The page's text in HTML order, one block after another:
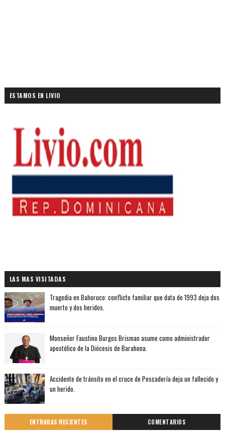
ESTAMOS EN LIVIO
LAS MAS VISITADAS
Tragedia en Bahoruco: conflicto familiar que data de 1993 deja dos
muerto y dos heridos.
Monseñor Faustino Burgos Brisman asume como administrador
apostólico de la Diócesis de Barahona.
Accidente de tránsito en el cruce de Pescadería deja un fallecido y
un herido.
ENTRADAS RECIENTES COMENTARIOS